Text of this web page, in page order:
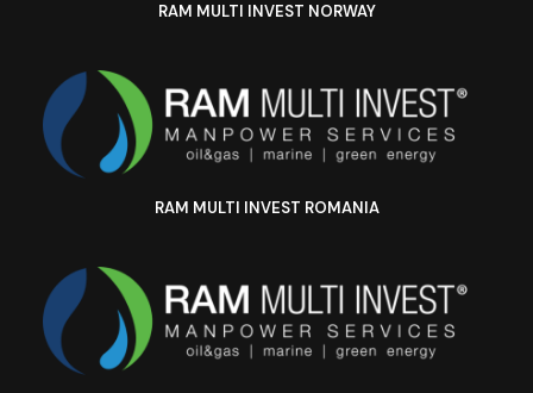
RAM MULTI INVEST NORWAY
RAM MULTI INVEST ROMANIA